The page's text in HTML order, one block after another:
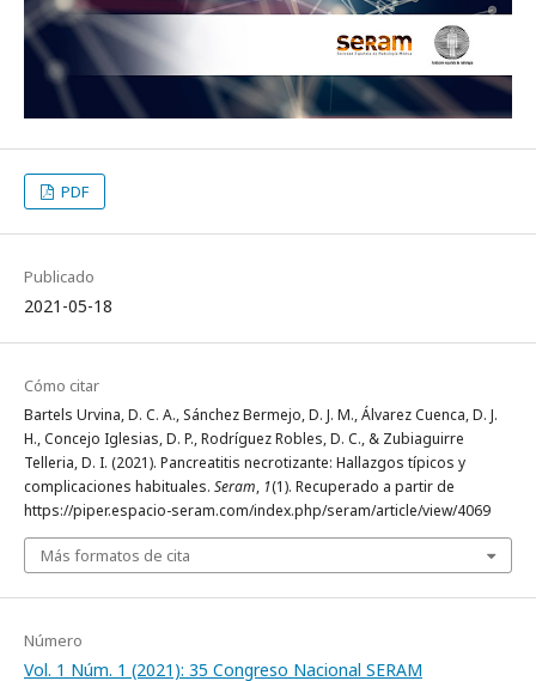
PDF
Publicado
2021-05-18
Cómo citar
Bartels Urvina, D. C. A., Sánchez Bermejo, D. J. M., Álvarez Cuenca, D. J.
H., Concejo Iglesias, D. P., Rodríguez Robles, D. C., & Zubiaguirre
Telleria, D. I. (2021). Pancreatitis necrotizante: Hallazgos típicos y
complicaciones habituales. Seram, 1(1). Recuperado a partir de
https://piper.espacio-seram.com/index.php/seram/article/view/4069
Más formatos de cita
Número
Vol. 1 Núm. 1 (2021): 35 Congreso Nacional SERAM